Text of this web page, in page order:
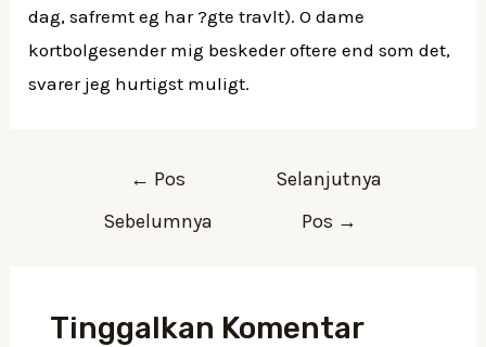
dag, safremt eg har ?gte travlt). O dame
kortbolgesender mig beskeder oftere end som det,
svarer jeg hurtigst muligt.
← Pos
Sebelumnya
Selanjutnya
Pos →
Tinggalkan Komentar